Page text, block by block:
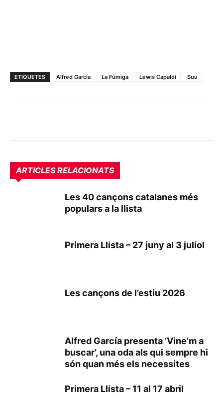
ETIQUETES Alfred García La Fúmiga Lewis Capaldi Suu
ARTICLES RELACIONATS
Les 40 cançons catalanes més
populars a la llista
Primera Llista – 27 juny al 3 juliol
Les cançons de l’estiu 2026
Alfred García presenta ‘Vine’m a
buscar’, una oda als qui sempre hi
són quan més els necessites
Primera Llista – 11 al 17 abril